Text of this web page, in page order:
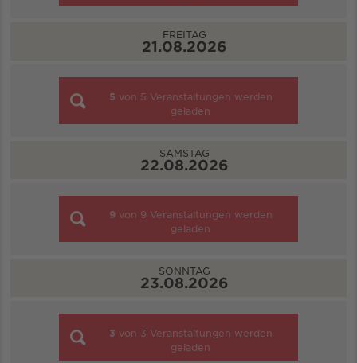
FREITAG
21.08.2026
5 von 5 Veranstaltungen werden
geladen
SAMSTAG
22.08.2026
9 von 9 Veranstaltungen werden
geladen
SONNTAG
23.08.2026
3 von 3 Veranstaltungen werden
geladen